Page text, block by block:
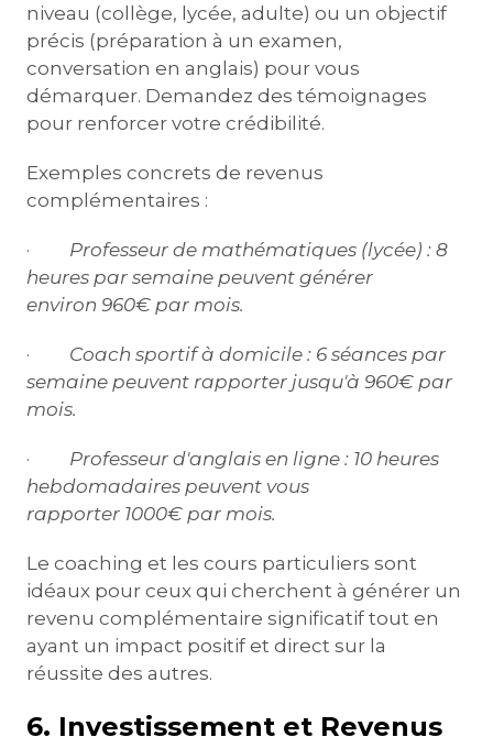
niveau (collège, lycée, adulte) ou un objectif
précis (préparation à un examen,
conversation en anglais) pour vous
démarquer. Demandez des témoignages
pour renforcer votre crédibilité.
Exemples concrets de revenus
complémentaires :
· Professeur de mathématiques (lycée) : 8
heures par semaine peuvent générer
environ 960€ par mois.
· Coach sportif à domicile : 6 séances par
semaine peuvent rapporter jusqu'à 960€ par
mois.
· Professeur d'anglais en ligne : 10 heures
hebdomadaires peuvent vous
rapporter 1000€ par mois.
Le coaching et les cours particuliers sont
idéaux pour ceux qui cherchent à générer un
revenu complémentaire significatif tout en
ayant un impact positif et direct sur la
réussite des autres.
6. Investissement et Revenus